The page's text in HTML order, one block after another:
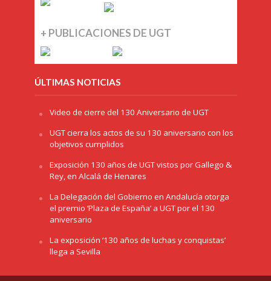
+ PUBLICACIONES DE UGT
ÚLTIMAS NOTICIAS
Video de cierre del 130 Aniversario de UGT
UGT cierra los actos de su 130 aniversario con los
objetivos cumplidos
Exposición 130 años de UGT vistos por Gallego &
Rey, en Alcalá de Henares
La Delegación del Gobierno en Andalucía otorga
el premio ‘Plaza de España’ a UGT por el 130
aniversario
La exposición ‘130 años de luchas y conquistas’
llega a Sevilla